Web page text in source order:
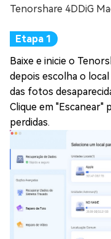
Tenorshare 4DDiG
Baixe e inicie o
depois escolha o
das fotos
Clique em "Escanear"
perdidas.